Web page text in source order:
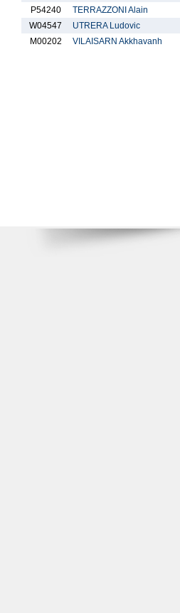
P54240
TERRAZZONI Alain
W04547
UTRERA Ludovic
M00202
VILAISARN Akkhavanh